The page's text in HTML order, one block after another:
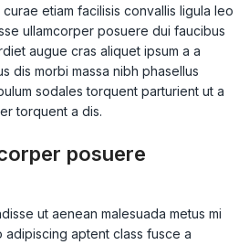
etiam facilisis convallis ligula leo
ullamcorper posuere dui faucibus
augue cras aliquet ipsum a a
dis morbi massa nibh phasellus
sodales torquent parturient ut a
torquent a dis.
posuere
ut aenean malesuada metus mi
aptent class fusce a